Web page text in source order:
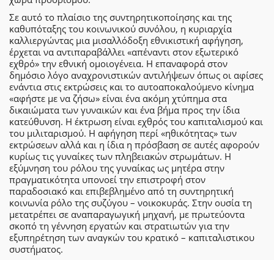
Σε αυτό το πλαίσιο της συντηρητικοποίησης και της
καθυπόταξης του κοινωνικού συνόλου, η κυριαρχία
καλλιεργώντας μια μισαλλόδοξη εθνικιστική αφήγηση,
έρχεται να αντιπαραβάλλει «απέναντι στον εξωτερικό
εχθρό» την εθνική ομοιογένεια. Η επαναφορά στον
δημόσιο λόγο αναχρονιστικών αντιλήψεων όπως οι αφίσες
ενάντια στις εκτρώσεις και το αυτοαποκαλούμενο κίνημα
«αφήστε με να ζήσω» είναι ένα ακόμη χτύπημα στα
δικαιώματα των γυναικών και ένα βήμα προς την ίδια
κατεύθυνση. Η έκτρωση είναι εχθρός του καπιταλισμού και
του μιλιταρισμού. Η αφήγηση περί «ηθικότητας» των
εκτρώσεων αλλά και η ίδια η πρόσβαση σε αυτές αφορούν
κυρίως τις γυναίκες των πληβειακών στρωμάτων. Η
εξύμνηση του ρόλου της γυναίκας ως μητέρα στην
πραγματικότητα υπονοεί την επιστροφή στον
παραδοσιακό και επιβεβλημένο από τη συντηρητική
κοινωνία ρόλο της συζύγου – νοικοκυράς. Στην ουσία τη
μετατρέπει σε αναπαραγωγική μηχανή, με πρωτεύοντα
σκοπό τη γέννηση εργατών και στρατιωτών για την
εξυπηρέτηση των αναγκών του κρατικό – καπιταλιστικου
συστήματος.